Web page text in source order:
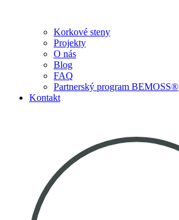
Korkové steny
Projekty
O nás
Blog
FAQ
Partnerský program BEMOSS®
Kontakt